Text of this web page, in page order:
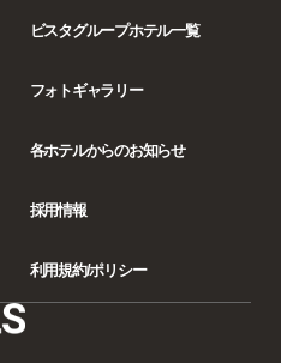
ビスタグループホテル一覧
フォトギャラリー
各ホテルからのお知らせ
採用情報
利用規約/ポリシー